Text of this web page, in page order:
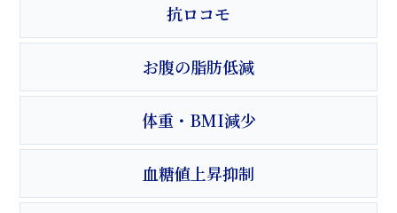
抗ロコモ
お腹の脂肪低減
体重・BMI減少
血糖値上昇抑制